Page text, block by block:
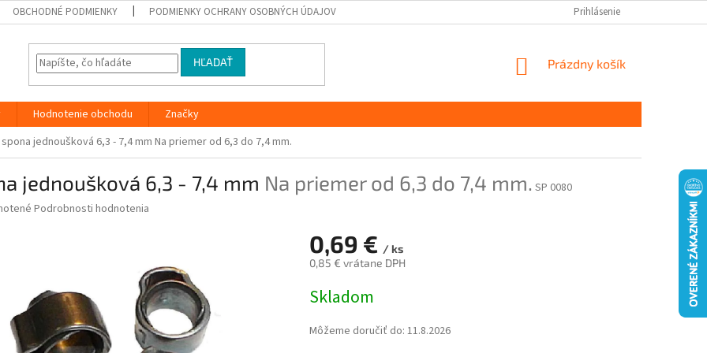
OBCHODNÉ PODMIENKY PODMIENKY OCHRANY OSOBNÝCH ÚDAJOV Prihlásenie
HĽADAŤ
NÁKUPNÝ
Prázdny košík
Hodnotenie obchodu
Značky
spona jednoušková 6,3 - 7,4 mm Na priemer od 6,3 do 7,4 mm.
jednoušková 6,3 - 7,4 mm Na priemer od 6,3 do 7,4 mm. SP 0080
Podrobnosti hodnotenia
0,69 € / ks
0,85 € vrátane DPH
cena:
Skladom
Môžeme doručiť do: 11.8.2026